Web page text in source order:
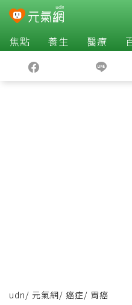
焦點 養生 醫療
udn/ 元氣網/ 癌症/ 胃癌